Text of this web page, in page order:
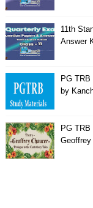
11th
Answer
PG
by
PG
Geoffrey